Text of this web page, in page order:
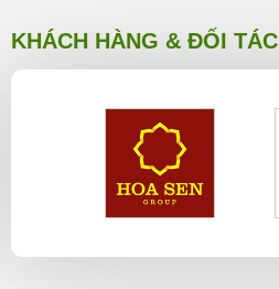
KHÁCH HÀNG & ĐỐI TÁC